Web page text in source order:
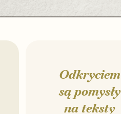
Odkryciem
są pomysły
na teksty